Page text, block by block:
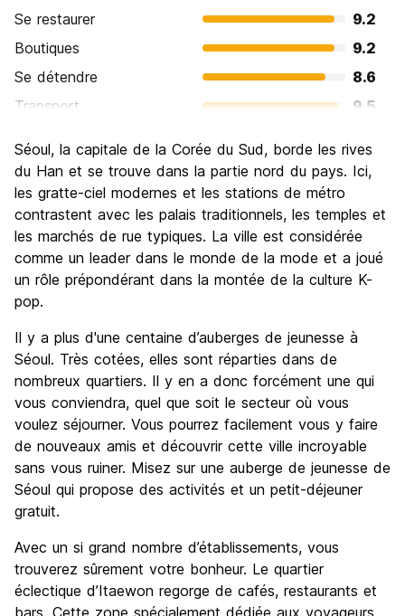
Se restaurer
9.2
Boutiques
9.2
Se détendre
8.6
Transport
9.5
Culture
9.2
Sortir le soir / faire la fête
Bonnes affaires
8.5
Séoul, la capitale de la Corée du Sud, borde les rives
du Han et se trouve dans la partie nord du pays. Ici,
les gratte-ciel modernes et les stations de métro
contrastent avec les palais traditionnels, les temples et
les marchés de rue typiques. La ville est considérée
comme un leader dans le monde de la mode et a joué
un rôle prépondérant dans la montée de la culture K-
pop.
Il y a plus d'une centaine d’auberges de jeunesse à
Séoul. Très cotées, elles sont réparties dans de
nombreux quartiers. Il y en a donc forcément une qui
vous conviendra, quel que soit le secteur où vous
voulez séjourner. Vous pourrez facilement vous y faire
de nouveaux amis et découvrir cette ville incroyable
sans vous ruiner. Misez sur une auberge de jeunesse de
Séoul qui propose des activités et un petit-déjeuner
gratuit.
Avec un si grand nombre d’établissements, vous
trouverez sûrement votre bonheur. Le quartier
éclectique d’Itaewon regorge de cafés, restaurants et
bars. Cette zone spécialement dédiée aux voyageurs